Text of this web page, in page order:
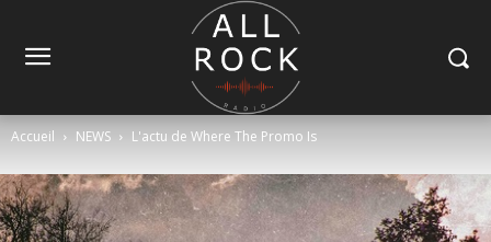
Accueil NEWS L'actu de Where The Promo Is